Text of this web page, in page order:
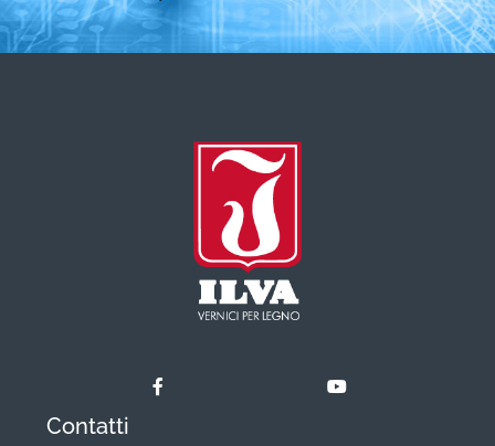
Contatti